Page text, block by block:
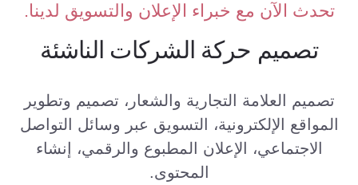
تحدث الآن مع خبراء الإعلان والتسويق لدينا.
تصميم حركة الشركات الناشئة
تصميم العلامة التجارية والشعار، تصميم وتطوير
المواقع الإلكترونية، التسويق عبر وسائل التواصل
الاجتماعي، الإعلان المطبوع والرقمي، إنشاء
المحتوى.